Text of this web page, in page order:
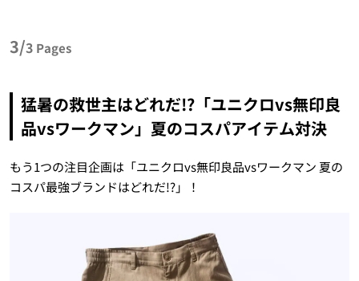
3/3 Pages
猛暑の救世主はどれだ!?「ユニクロvs無印良
品vsワークマン」夏のコスパアイテム対決
もう1つの注目企画は「ユニクロvs無印良品vsワークマン 夏の
コスパ最強ブランドはどれだ!?」！